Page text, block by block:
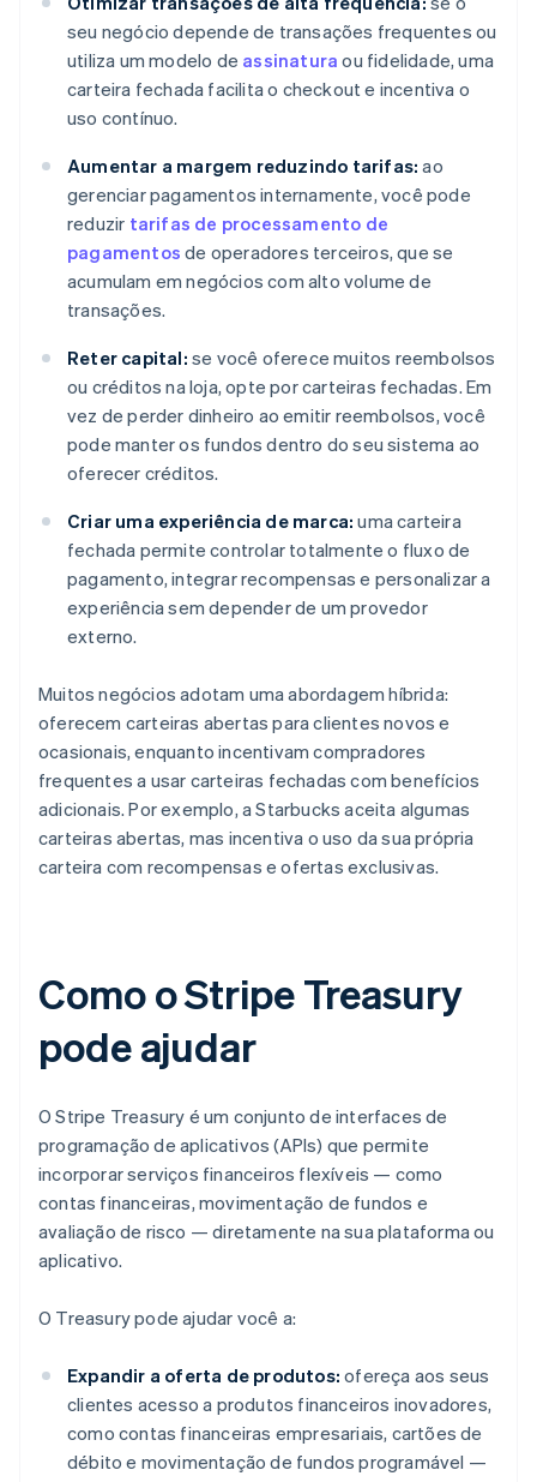
seu negócio depende de transações frequentes ou
utiliza um modelo de assinatura ou fidelidade, uma
carteira fechada facilita o checkout e incentiva o
uso contínuo.
Aumentar a margem reduzindo tarifas: ao
gerenciar pagamentos internamente, você pode
reduzir tarifas de processamento de
pagamentos de operadores terceiros, que se
acumulam em negócios com alto volume de
transações.
Reter capital: se você oferece muitos reembolsos
ou créditos na loja, opte por carteiras fechadas. Em
vez de perder dinheiro ao emitir reembolsos, você
pode manter os fundos dentro do seu sistema ao
oferecer créditos.
Criar uma experiência de marca: uma carteira
fechada permite controlar totalmente o fluxo de
pagamento, integrar recompensas e personalizar a
experiência sem depender de um provedor
externo.
Muitos negócios adotam uma abordagem híbrida:
oferecem carteiras abertas para clientes novos e
ocasionais, enquanto incentivam compradores
frequentes a usar carteiras fechadas com benefícios
adicionais. Por exemplo, a Starbucks aceita algumas
carteiras abertas, mas incentiva o uso da sua própria
carteira com recompensas e ofertas exclusivas.
Como o Stripe Treasury
pode ajudar
O Stripe Treasury é um conjunto de interfaces de
programação de aplicativos (APIs) que permite
incorporar serviços financeiros flexíveis — como
contas financeiras, movimentação de fundos e
avaliação de risco — diretamente na sua plataforma ou
aplicativo.
O Treasury pode ajudar você a:
Expandir a oferta de produtos: ofereça aos seus
clientes acesso a produtos financeiros inovadores,
como contas financeiras empresariais, cartões de
débito e movimentação de fundos programável —